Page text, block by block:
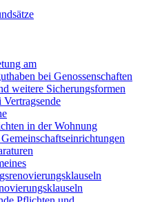
am
bei Genossenschaften
weitere Sicherungsformen
in der Wohnung